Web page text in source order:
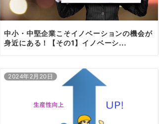
中小・中堅企業こそイノベーションの機会が
身近にある！【その1】イノベーシ...
2024年2月20日